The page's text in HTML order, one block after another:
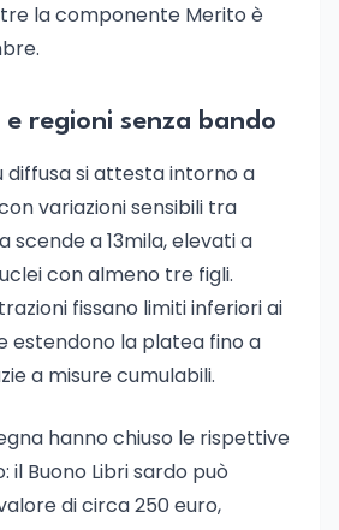
la componente Merito è
e regioni senza bando
diffusa si attesta intorno a
variazioni sensibili tra
scende a 13mila, elevati a
con almeno tre figli.
fissano limiti inferiori ai
estendono la platea fino a
a misure cumulabili.
hanno chiuso le rispettive
il Buono Libri sardo può
di circa 250 euro,